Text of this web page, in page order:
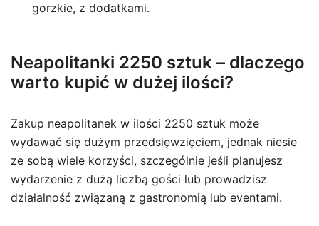
gorzkie, z dodatkami.
Neapolitanki 2250 sztuk – dlaczego
warto kupić w dużej ilości?
Zakup neapolitanek w ilości 2250 sztuk może
wydawać się dużym przedsięwzięciem, jednak niesie
ze sobą wiele korzyści, szczególnie jeśli planujesz
wydarzenie z dużą liczbą gości lub prowadzisz
działalność związaną z gastronomią lub eventami.